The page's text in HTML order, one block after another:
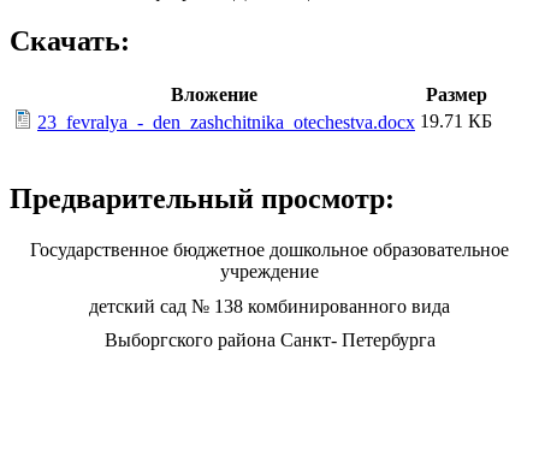
Скачать:
Вложение
Размер
23_fevralya_-_den_zashchitnika_otechestva.docx 19.71 КБ
Предварительный просмотр:
Государственное бюджетное дошкольное образовательное
учреждение
детский сад № 138 комбинированного вида
Выборгского района Санкт- Петербурга